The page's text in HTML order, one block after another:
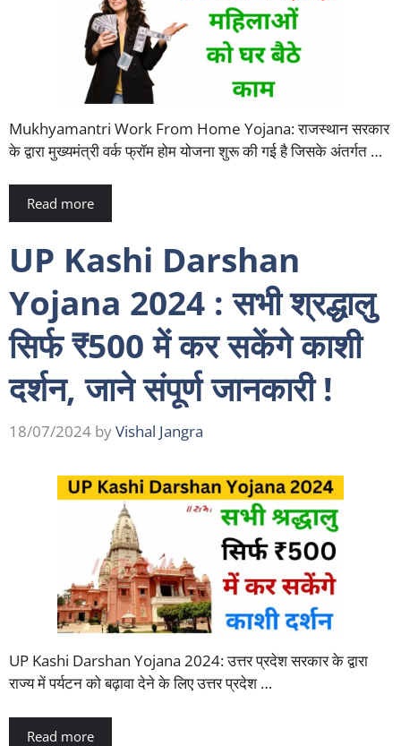
Mukhyamantri Work From Home Yojana: राजस्थान सरकार
के द्वारा मुख्यमंत्री वर्क फ्रॉम होम योजना शुरू की गई है जिसके अंतर्गत …
Read more
UP Kashi Darshan
Yojana 2024 : सभी श्रद्धालु
सिर्फ ₹500 में कर सकेंगे काशी
दर्शन, जाने संपूर्ण जानकारी !
18/07/2024 byVishal Jangra
UP Kashi Darshan Yojana 2024: उत्तर प्रदेश सरकार के द्वारा
राज्य में पर्यटन को बढ़ावा देने के लिए उत्तर प्रदेश …
Read more